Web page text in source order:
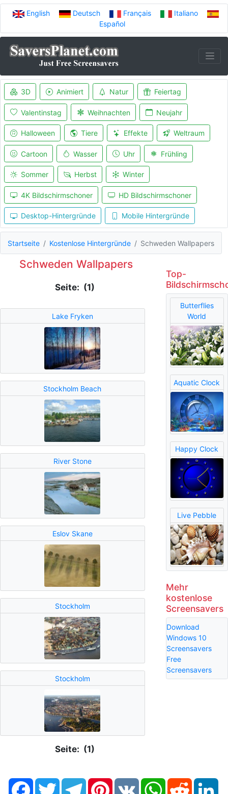
English Deutsch Français
Italiano
Español
3D Animiert Natur Feiertag
Valentinstag Weihnachten Neujahr
Halloween Tiere Effekte Weltraum
Cartoon Wasser Uhr Frühling
Sommer Herbst Winter
4K Bildschirmschoner HD Bildschirmschoner
Desktop-Hintergründe Mobile Hintergründe
Startseite Kostenlose Hintergründe Schweden Wallpapers
Schweden Wallpapers
Seite: (1)
Lake Fryken
Stockholm Beach
River Stone
Eslov Skane
Stockholm
Stockholm
Seite: (1)
Top-
Butterflies
World
Aquatic Clock
Happy Clock
Live Pebble
Mehr
kostenlose
Screensavers
Download
Windows 10
Screensavers
Free
Screensavers
FacebookTwitter TelegramPinterestVK WhatsAppReddit